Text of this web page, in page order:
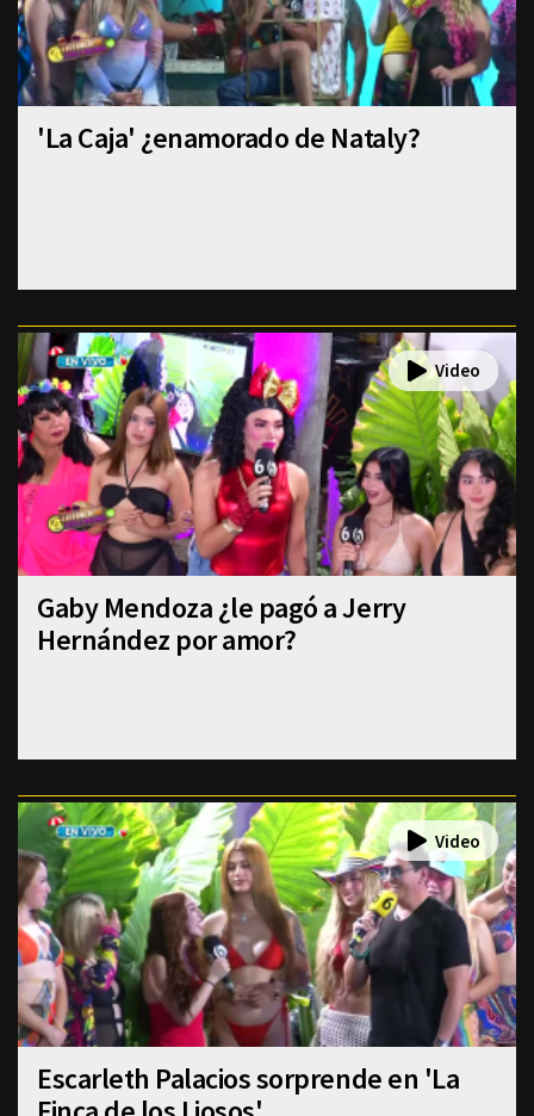
'La Caja' ¿enamorado de Nataly?
Gaby Mendoza ¿le pagó a Jerry
Hernández por amor?
Escarleth Palacios sorprende en 'La